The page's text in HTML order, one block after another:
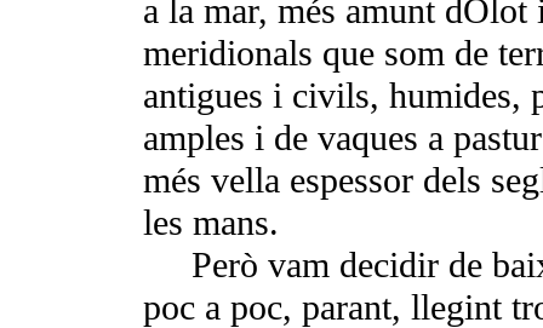
a la mar, més amunt
meridionals que som de
antigues i civils, humides,
amples i de vaques a
més vella es­pessor dels
les mans.
Però vam decidir de
poc a poc, parant, llegint